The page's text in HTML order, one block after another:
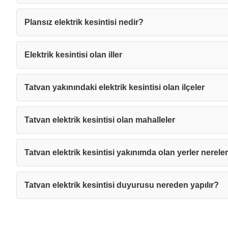
Plansız elektrik kesintisi nedir?
Elektrik kesintisi olan iller
Tatvan yakınındaki elektrik kesintisi olan ilçeler
Tatvan elektrik kesintisi olan mahalleler
Tatvan elektrik kesintisi yakınımda olan yerler
Tatvan elektrik kesintisi duyurusu nereden yapılır?